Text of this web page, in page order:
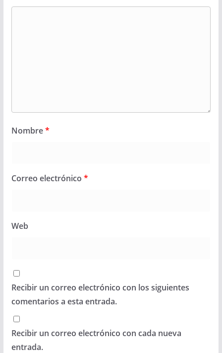
Nombre*
Correo electrónico *
Web
Recibir un correo electrónico con los siguientes
comentarios a esta entrada.
Recibir un correo electrónico con cada nueva
entrada.